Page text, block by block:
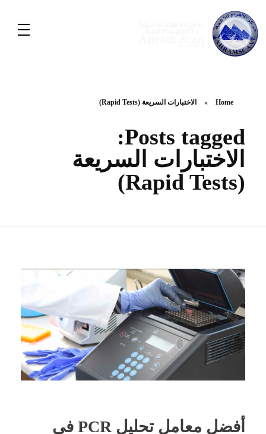
Home
» الاختبارات السريعة (Rapid Tests)
Posts tagged:
الاختبارات السريعة
(Rapid Tests)
أفضل معامل تحليل PCR في